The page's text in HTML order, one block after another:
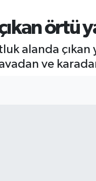
örtü
alanda
ve